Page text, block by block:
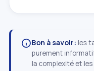
Bon à savoir: les
purement
la complexité et